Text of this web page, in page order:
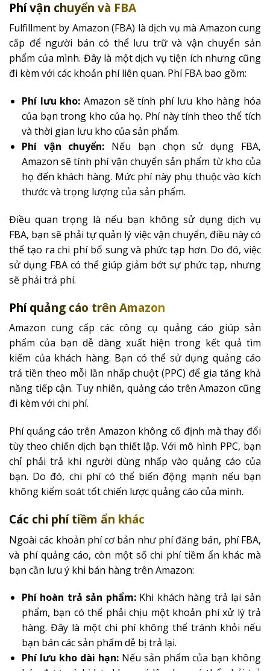
Phí vận chuyển và FBA
Fulfillment by Amazon (FBA) là dịch vụ mà Amazon cung
cấp để người bán có thể lưu trữ và vận chuyển sản
phẩm của mình. Đây là một dịch vụ tiện ích nhưng cũng
đi kèm với các khoản phí liên quan. Phí FBA bao gồm:
Phí lưu kho: Amazon sẽ tính phí lưu kho hàng hóa
của bạn trong kho của họ. Phí này tính theo thể tích
và thời gian lưu kho của sản phẩm.
Phí vận chuyển: Nếu bạn chọn sử dụng FBA,
Amazon sẽ tính phí vận chuyển sản phẩm từ kho của
họ đến khách hàng. Mức phí này phụ thuộc vào kích
thước và trọng lượng của sản phẩm.
Điều quan trọng là nếu bạn không sử dụng dịch vụ
FBA, bạn sẽ phải tự quản lý việc vận chuyển, điều này có
thể tạo ra chi phí bổ sung và phức tạp hơn. Do đó, việc
sử dụng FBA có thể giúp giảm bớt sự phức tạp, nhưng
sẽ phải trả phí.
Phí quảng cáo trên Amazon
Amazon cung cấp các công cụ quảng cáo giúp sản
phẩm của bạn dễ dàng xuất hiện trong kết quả tìm
kiếm của khách hàng. Bạn có thể sử dụng quảng cáo
trả tiền theo mỗi lần nhấp chuột (PPC) để gia tăng khả
năng tiếp cận. Tuy nhiên, quảng cáo trên Amazon cũng
đi kèm với chi phí.
Phí quảng cáo trên Amazon không cố định mà thay đổi
tùy theo chiến dịch bạn thiết lập. Với mô hình PPC, bạn
chỉ phải trả khi người dùng nhấp vào quảng cáo của
bạn. Do đó, chi phí có thể biến động mạnh nếu bạn
không kiểm soát tốt chiến lược quảng cáo của mình.
Các chi phí tiềm ẩn khác
Ngoài các khoản phí cơ bản như phí đăng bán, phí FBA,
và phí quảng cáo, còn một số chi phí tiềm ẩn khác mà
bạn cần lưu ý khi bán hàng trên Amazon:
Phí hoàn trả sản phẩm:Khi khách hàng trả lại sản
phẩm, bạn có thể phải chịu một khoản phí xử lý trả
hàng. Đây là một chi phí không thể tránh khỏi nếu
bạn bán các sản phẩm dễ bị trả lại.
Phí lưu kho dài hạn:Nếu sản phẩm của bạn không